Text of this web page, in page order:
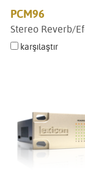
PCM96
Stereo Reverb/
karşılaştır